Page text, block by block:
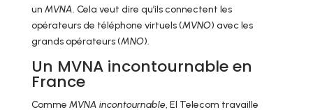
un MVNA. Cela veut dire qu’ils connectent les
opérateurs de téléphone virtuels (MVNO) avec les
grands opérateurs (MNO).
Un MVNA incontournable en
France
Comme MVNA incontournable, EI Telecom travaille